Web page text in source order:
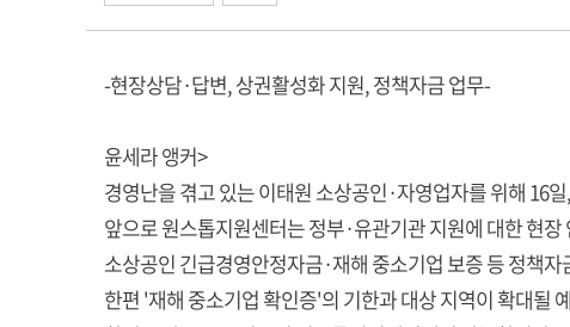
-현장상담·답변, 상권활성화 지원, 정책자금 업무-
윤세라 앵커>
경영난을 겪고 있는 이태원 소상공인·자영업자를 위해 16
앞으로 원스톱지원센터는 정부·유관기관 지원에 대한 현
소상공인 긴급경영안정자금·재해 중소기업 보증 등 정책
한편 '재해 중소기업 확인증'의 기한과 대상 지역이 확대될